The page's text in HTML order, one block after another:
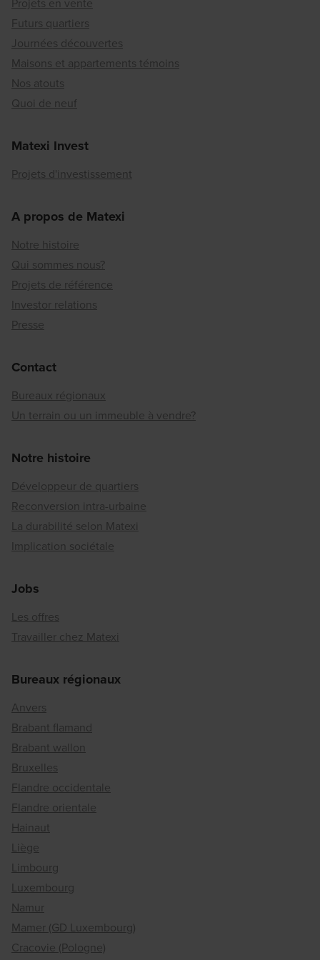
Futurs quartiers
Journées découvertes
Maisons et appartements témoins
Nos atouts
Quoi de neuf
Matexi Invest
Projets d'investissement
A propos de Matexi
Notre histoire
Qui sommes nous?
Projets de référence
Investor relations
Presse
Contact
Bureaux régionaux
Un terrain ou un immeuble à vendre?
Notre histoire
Développeur de quartiers
Reconversion intra-urbaine
La durabilité selon Matexi
Implication sociétale
Jobs
Les offres
Travailler chez Matexi
Bureaux régionaux
Anvers
Brabant flamand
Brabant wallon
Bruxelles
Flandre occidentale
Flandre orientale
Hainaut
Liège
Limbourg
Luxembourg
Namur
Mamer (GD Luxembourg)
Cracovie (Pologne)